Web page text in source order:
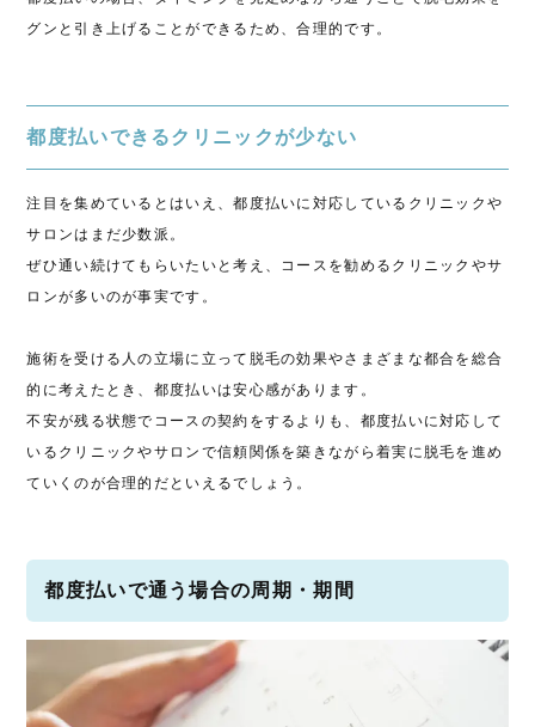
グンと引き上げることができるため、合理的です。
都度払いできるクリニックが少ない
注目を集めているとはいえ、都度払いに対応しているクリニックや
サロンはまだ少数派。
ぜひ通い続けてもらいたいと考え、コースを勧めるクリニックやサ
ロンが多いのが事実です。
施術を受ける人の立場に立って脱毛の効果やさまざまな都合を総合
的に考えたとき、都度払いは安心感があります。
不安が残る状態でコースの契約をするよりも、都度払いに対応して
いるクリニックやサロンで信頼関係を築きながら着実に脱毛を進め
ていくのが合理的だといえるでしょう。
都度払いで通う場合の周期・期間